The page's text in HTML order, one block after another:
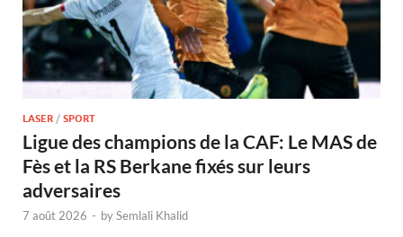
LASER / SPORT
Ligue des champions de la CAF: Le MAS de
Fès et la RS Berkane fixés sur leurs
adversaires
7 août 2026 - bySemlali Khalid